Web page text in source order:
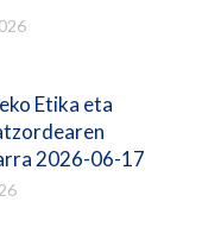
Etika eta
2026-06-17